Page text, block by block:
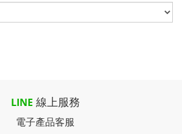
LINE 線上服務
電子產品客服